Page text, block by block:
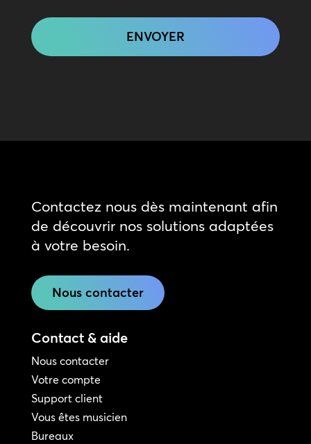
Contactez nous dès maintenant afin
de découvrir nos solutions adaptées
à votre besoin.
Nous contacter
Contact & aide
Nous contacter
Votre compte
Support client
Vous êtes musicien
Bureaux